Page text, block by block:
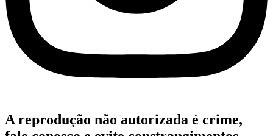
A reprodução não autorizada é crime,